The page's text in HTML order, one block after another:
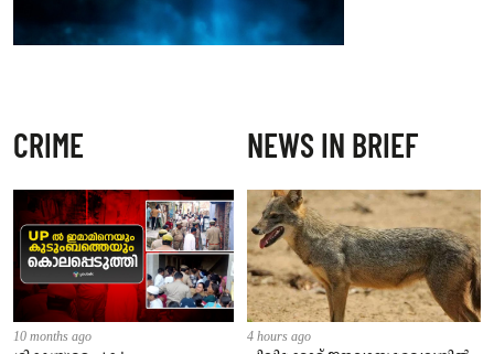
CRIME
10 months ago
NEWS IN BRIEF
4 hours ago